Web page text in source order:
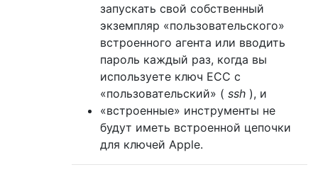
запускать свой собственный
экземпляр «пользовательского»
встроенного агента или вводить
пароль каждый раз, когда вы
используете ключ ECC с
«пользовательский» ( ssh ), и
«встроенные» инструменты не
будут иметь встроенной цепочки
для ключей Apple.